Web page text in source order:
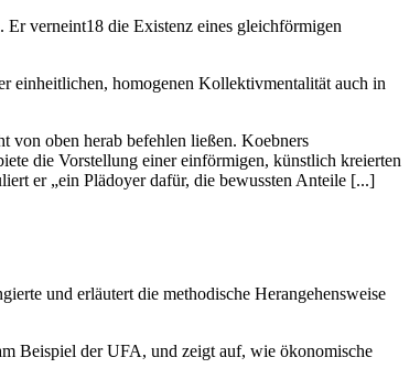
verneint18 die Existenz eines gleichförmigen
einheitlichen, homogenen Kollektivmentalität auch in
von oben herab befehlen ließen. Koebners
die Vorstellung einer einförmigen, künstlich kreierten
er „ein Plädoyer dafür, die bewussten Anteile [...]
und erläutert die methodische Herangehensweise
Beispiel der UFA, und zeigt auf, wie ökonomische